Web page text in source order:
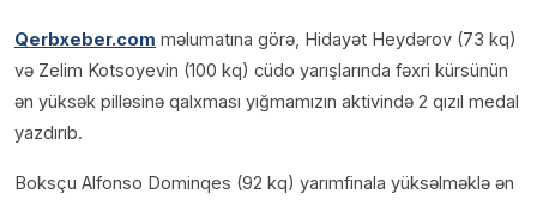
Qerbxeber.com məlumatına görə, Hidayət Heydərov (73 kq)
və Zelim Kotsoyevin (100 kq) cüdo yarışlarında fəxri kürsünün
ən yüksək pilləsinə qalxması yığmamızın aktivində 2 qızıl medal
yazdırıb.
Boksçu Alfonso Dominqes (92 kq) yarımfinala yüksəlməklə ən